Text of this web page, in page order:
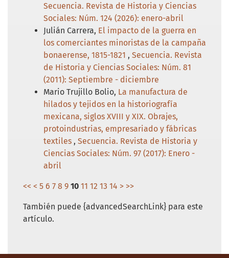
Secuencia. Revista de Historia y Ciencias
Sociales: Núm. 124 (2026): enero-abril
Julián Carrera, El impacto de la guerra en
los comerciantes minoristas de la campaña
bonaerense, 1815-1821 , Secuencia. Revista
de Historia y Ciencias Sociales: Núm. 81
(2011): Septiembre - diciembre
Mario Trujillo Bolio, La manufactura de
hilados y tejidos en la historiografía
mexicana, siglos XVIII y XIX. Obrajes,
protoindustrias, empresariado y fábricas
textiles , Secuencia. Revista de Historia y
Ciencias Sociales: Núm. 97 (2017): Enero -
abril
<< < 5 6 7 8 9 10 11 12 13 14 > >>
También puede {advancedSearchLink} para este
artículo.